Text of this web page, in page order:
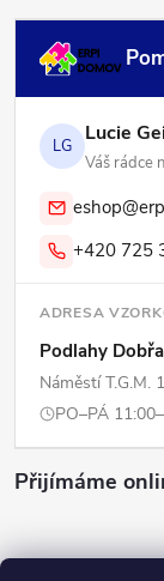
LG Lucie
Váš rádce
+420 725
ADRESA
Podlahy
Náměstí T.G.M.
PO–PÁ
Přijímáme